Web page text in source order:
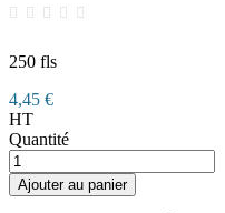
250 fls
4,45 €
HT
Quantité
Ajouter au panier